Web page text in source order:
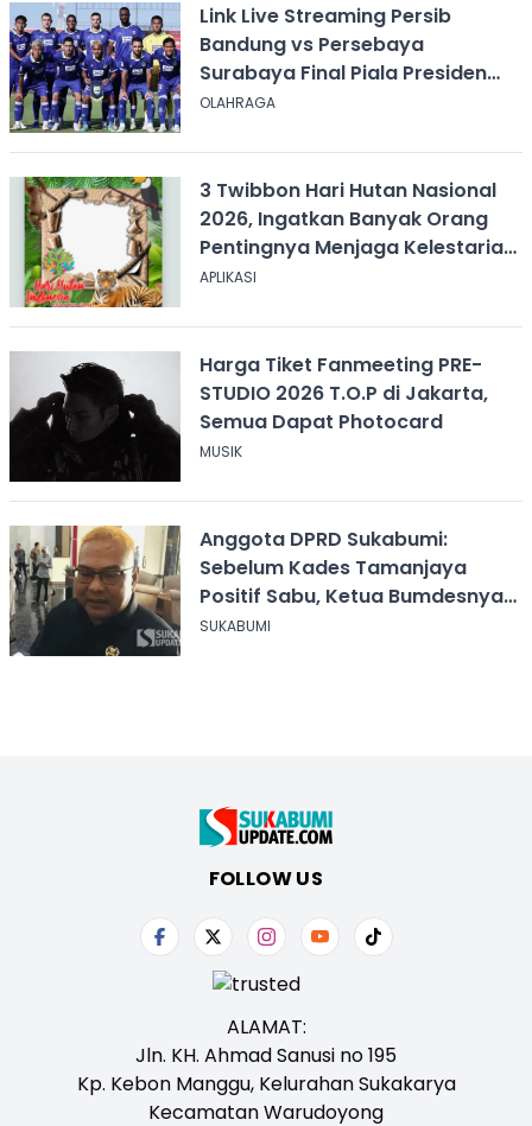
Link Live Streaming Persib
Bandung vs Persebaya
Surabaya Final Piala Presiden
2026, Kick-off Pukul 20.00 WIB
OLAHRAGA
3 Twibbon Hari Hutan Nasional
2026, Ingatkan Banyak Orang
Pentingnya Menjaga Kelestarian
Hutan
APLIKASI
Harga Tiket Fanmeeting PRE-
STUDIO 2026 T.O.P di Jakarta,
Semua Dapat Photocard
MUSIK
Anggota DPRD Sukabumi:
Sebelum Kades Tamanjaya
Positif Sabu, Ketua Bumdesnya
Juga Terjerat Dugaan Narkoba
SUKABUMI
FOLLOW US
ALAMAT:
Jln. KH. Ahmad Sanusi no 195
Kp. Kebon Manggu, Kelurahan Sukakarya
Kecamatan Warudoyong